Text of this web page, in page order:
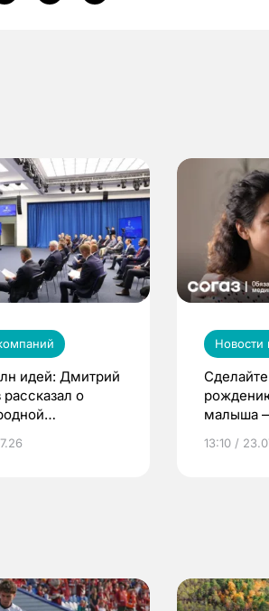
идей: Дмитрий
о
Новости
малыша
по ОМС!
13:10 /